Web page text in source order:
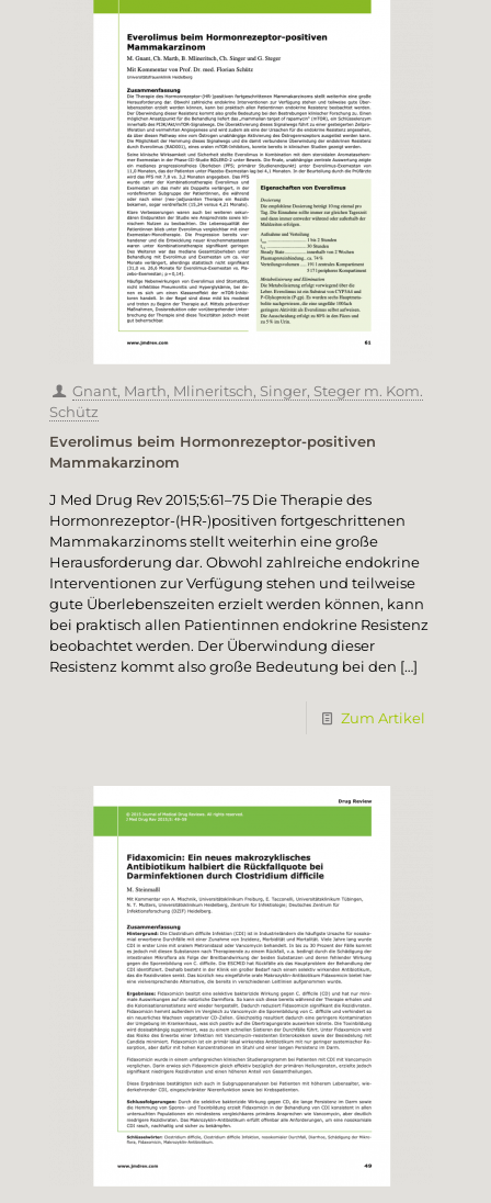
Gnant, Marth, Mlineritsch, Singer, Steger m. Kom.
Schütz
Everolimus beim Hormonrezeptor-positiven
Mammakarzinom
J Med Drug Rev 2015;5:61–75 Die Therapie des
Hormonrezeptor-(HR-)positiven fortgeschrittenen
Mammakarzinoms stellt weiterhin eine große
Herausforderung dar. Obwohl zahlreiche endokrine
Interventionen zur Verfügung stehen und teilweise
gute Überlebenszeiten erzielt werden können, kann
bei praktisch allen Patientinnen endokrine Resistenz
beobachtet werden. Der Überwindung dieser
Resistenz kommt also große Bedeutung bei den […]
Zum Artikel